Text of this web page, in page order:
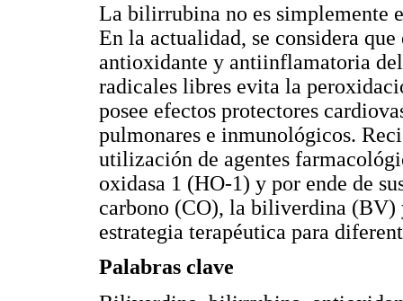
La bilirrubina no es simplemente
En la actualidad, se considera
antioxidante y antiinflamatoria
radicales libres evita la
posee efectos protectores
pulmonares e inmunológicos.
utilización de agentes
oxidasa 1 (HO-1) y por ende de
carbono (CO), la biliverdina (BV)
estrategia terapéutica para
Palabras clave